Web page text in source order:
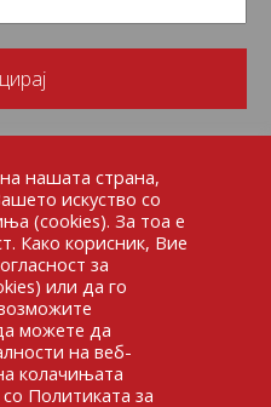
нашата страна,
искуство со
(cookies). За тоа е
Како корисник, Вие
за
или да го
можете да
на веб-
колачињата
Политиката за